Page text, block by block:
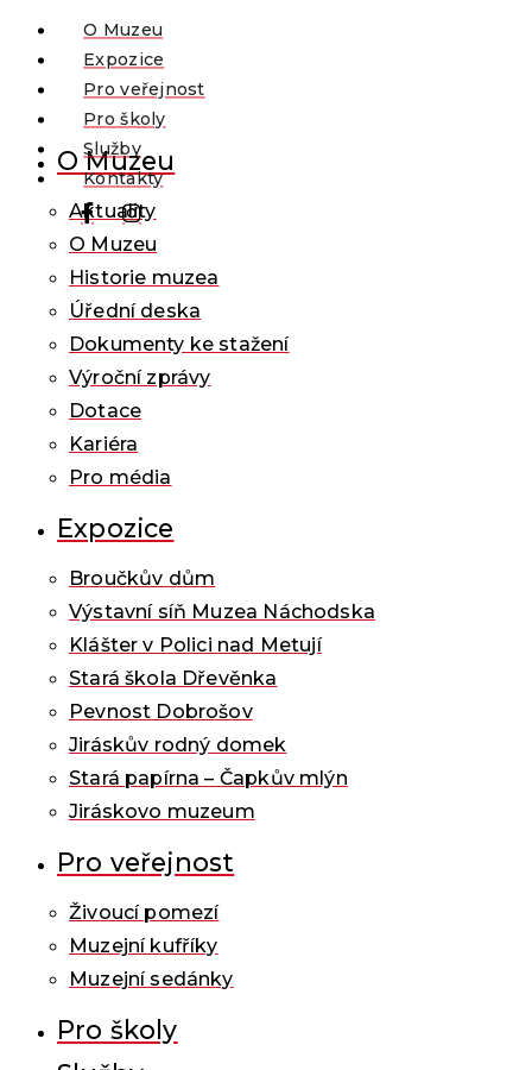
O Muzeu
Expozice
Pro veřejnost
Pro školy
Služby
Kontakty
O Muzeu
Aktuality
O Muzeu
Historie muzea
Úřední deska
Dokumenty ke stažení
Výroční zprávy
Dotace
Kariéra
Pro média
Expozice
Broučkův dům
Výstavní síň Muzea Náchodska
Klášter v Polici nad Metují
Stará škola Dřevěnka
Pevnost Dobrošov
Jiráskův rodný domek
Stará papírna – Čapkův mlýn
Jiráskovo muzeum
Pro veřejnost
Živoucí pomezí
Muzejní kufříky
Muzejní sedánky
Pro školy